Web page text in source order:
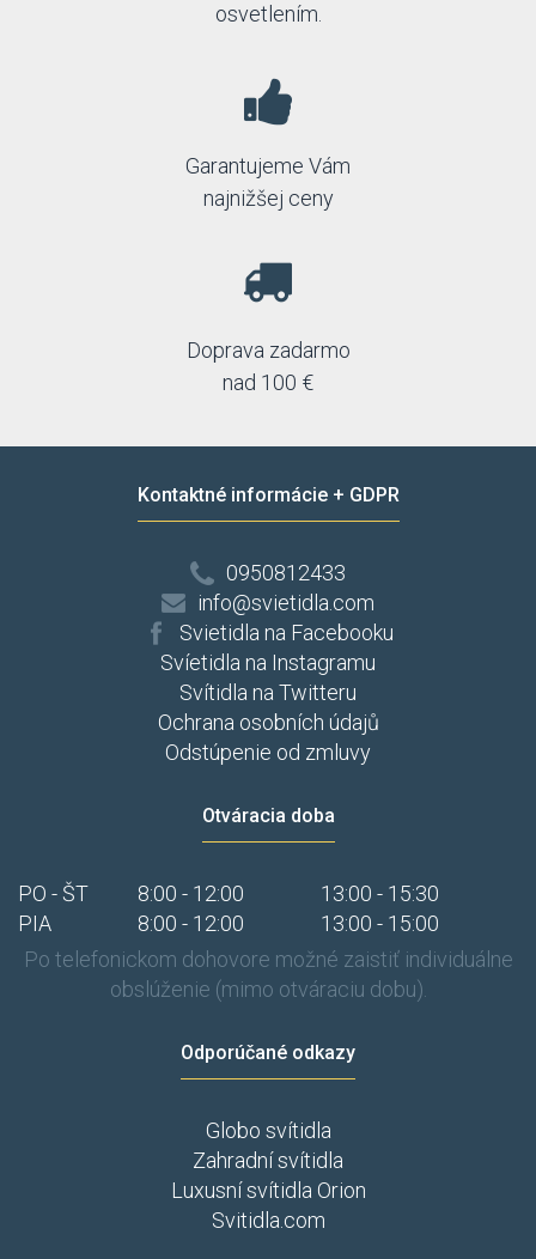
osvetlením.
Garantujeme Vám
najnižšej ceny
Doprava zadarmo
nad 100 €
Kontaktné informácie + GDPR
0950812433
info@svietidla.com
Svietidla na Facebooku
Svíetidla na Instagramu
Svítidla na Twitteru
Ochrana osobních údajů
Odstúpenie od zmluvy
Otváracia doba
PO - ŠT 8:00 - 12:00
13:00 - 15:30
PIA
8:00 - 12:00
13:00 - 15:00
Po telefonickom dohovore možné zaistiť individuálne
obslúženie (mimo otváraciu dobu).
Odporúčané odkazy
Globo svítidla
Zahradní svítidla
Luxusní svítidla Orion
Svitidla.com